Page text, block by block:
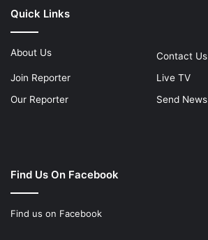
Quick Links
About Us
Contact Us
Join Reporter
Live TV
Our Reporter
Send News
Find Us On Facebook
Find us on Facebook